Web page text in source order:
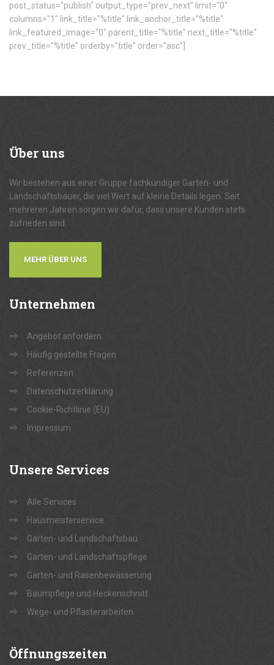
post_status="publish" output_type="prev_next" limit="0"
columns="1" link_title="%title" link_anchor_title="%title"
link_featured_image="0" parent_title="%title" next_title="%title"
prev_title="%title" orderby="title" order="asc"]
Überuns
Wir bestehen aus einer Gruppe fachkundiger Garten- und
Landschaftsbauer, die viel Wert auf kleine Details legen. Seit
mehreren Jahren sorgen wir dafür, dass unsere Kunden stets
zufrieden sind.
MEHR ÜBER UNS
Unternehmen
Angebot anfordern
Häufig gestellte Fragen
Referenzen
Datenschutzerklärung
Cookie-Richtlinie (EU)
Impressum
Unsere Services
Alle Services
Hausmeisterservice
Garten- und Landschaftsbau
Garten- und Landschaftspflege
Garten- und Rasenbewässerung
Baumpflege und Heckenschnitt
Wege- und Pflasterarbeiten
Öffnungszeiten